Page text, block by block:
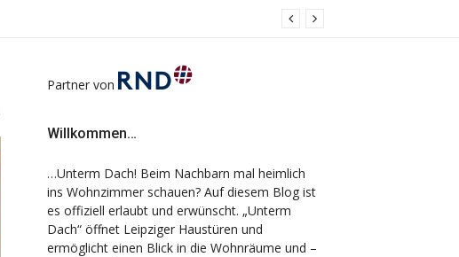
Partner von
Willkommen…
…Unterm Dach! Beim Nachbarn mal heimlich
ins Wohnzimmer schauen? Auf diesem Blog ist
es offiziell erlaubt und erwünscht. „Unterm
Dach“ öffnet Leipziger Haustüren und
ermöglicht einen Blick in die Wohnräume und –